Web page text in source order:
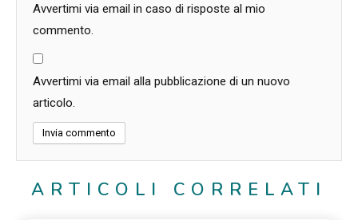
Avvertimi via email in caso di risposte al mio
commento.
Avvertimi via email alla pubblicazione di un nuovo
articolo.
ARTICOLI CORRELATI